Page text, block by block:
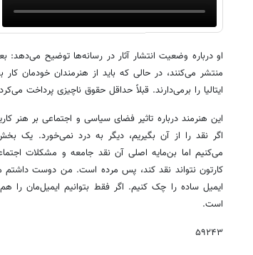
او درباره وضعیت انتشار آثار در رسانه‌ها توضیح می‌دهد:
منتشر می‌کنند، در حالی که باید از هنرمندان خودمان کار
ایتالیا را برمی‌دارند. قبلاً حداقل حقوق ناچیزی پرداخت
این هنرمند درباره تاثیر فضای سیاسی و اجتماعی بر هنر
اگر نقد را از آن بگیریم، دیگر به درد نمی‌خورد.
می‌کنیم اما بن‌مایه اصلی آن نقد جامعه و مشکلات
کارتون نتواند نقد کند، پس مرده است. من دوست
ایمیل ساده را چک کنیم. اگر فقط بتوانیم ایمیل‌مان
است.
۵۹۲۴۳